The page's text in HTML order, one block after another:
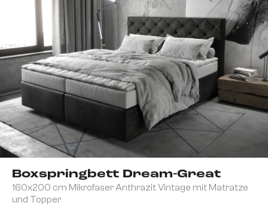
Boxspringbett Dream-Great
160x200 cm Mikrofaser Anthrazit Vintage mit Matratze
und Topper